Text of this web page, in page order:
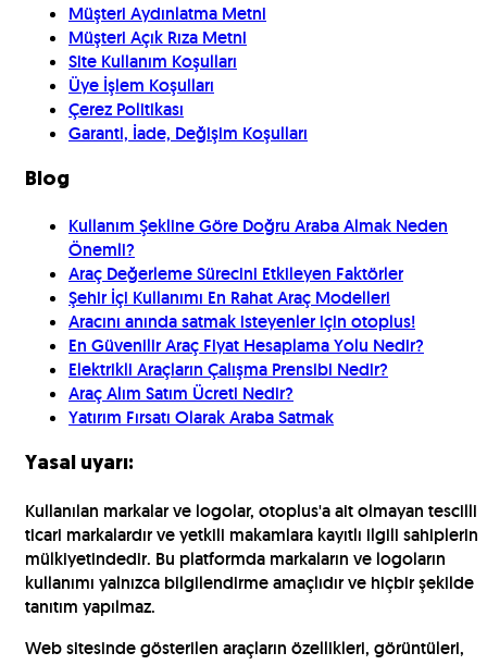
Müşteri Aydınlatma Metni
Müşteri Açık Rıza Metni
Site Kullanım Koşulları
Üye İşlem Koşulları
Çerez Politikası
Garanti, İade, Değişim Koşulları
Blog
Kullanım Şekline Göre Doğru Araba Almak Neden
Önemli?
Araç Değerleme Sürecini Etkileyen Faktörler
Şehir İçi Kullanımı En Rahat Araç Modelleri
Aracını anında satmak isteyenler için otoplus!
En Güvenilir Araç Fiyat Hesaplama Yolu Nedir?
Elektrikli Araçların Çalışma Prensibi Nedir?
Araç Alım Satım Ücreti Nedir?
Yatırım Fırsatı Olarak Araba Satmak
Yasal uyarı:
Kullanılan markalar ve logolar, otoplus'a ait olmayan tescilli
ticari markalardır ve yetkili makamlara kayıtlı ilgili sahiplerin
mülkiyetindedir. Bu platformda markaların ve logoların
kullanımı yalnızca bilgilendirme amaçlıdır ve hiçbir şekilde
tanıtım yapılmaz.
Web sitesinde gösterilen araçların özellikleri, görüntüleri,